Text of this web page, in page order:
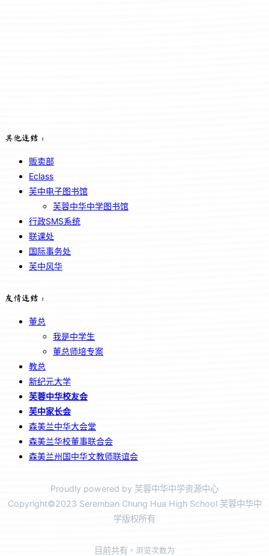
其他连结：
贩卖部
Eclass
芙中电子图书馆
芙蓉中华中学图书馆
行政SMS系统
联课处
国际事务处
芙中风华
友情连结：
董总
我是中学生
董总师培专案
教总
新纪元大学
芙蓉中华校友会
芙中家长会
森美兰中华大会堂
森美兰华校董事联合会
森美兰州国中华文教师联谊会
Proudly powered by 芙蓉中华中学资源中心
Copyright©2023 Seremban Chung Hua High School 芙蓉中华中
学版权所有
目前共有 ，浏览次数为